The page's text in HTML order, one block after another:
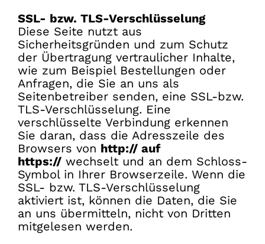
SSL- bzw. TLS-Verschlüsselung
Diese Seite nutzt aus
Sicherheitsgründen und zum Schutz
der Übertragung vertraulicher Inhalte,
wie zum Beispiel Bestellungen oder
Anfragen, die Sie an uns als
Seitenbetreiber senden, eine SSL-bzw.
TLS-Verschlüsselung. Eine
verschlüsselte Verbindung erkennen
Sie daran, dass die Adresszeile des
Browsers von http:// auf
https:// wechselt und an dem Schloss-
Symbol in Ihrer Browserzeile. Wenn die
SSL- bzw. TLS-Verschlüsselung
aktiviert ist, können die Daten, die Sie
an uns übermitteln, nicht von Dritten
mitgelesen werden.